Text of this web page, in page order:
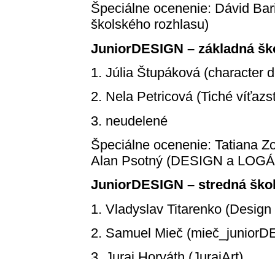
Špeciálne ocenenie: Dávid
školského rozhlasu)
JuniorDESIGN – základná
1. Júlia Štupáková (character
2. Nela Petricová (Tiché
3. neudelené
Špeciálne ocenenie: Tatiana
Alan Psotný (DESIGN a
JuniorDESIGN – stredná
1. Vladyslav Titarenko
2. Samuel Mieč